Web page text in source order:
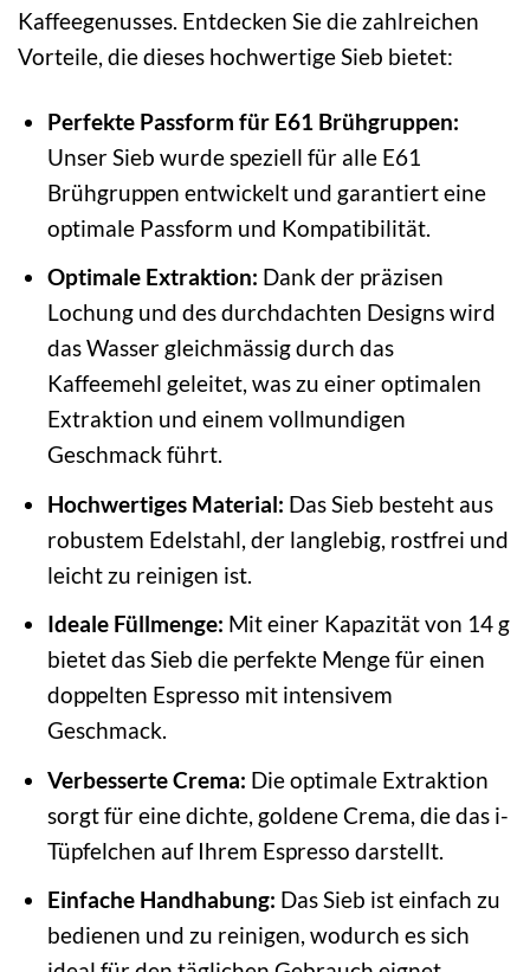
Kaffeegenusses. Entdecken Sie die zahlreichen
Vorteile, die dieses hochwertige Sieb bietet:
Perfekte Passform für E61 Brühgruppen:
Unser Sieb wurde speziell für alle E61
Brühgruppen entwickelt und garantiert eine
optimale Passform und Kompatibilität.
Optimale Extraktion: Dank der präzisen
Lochung und des durchdachten Designs wird
das Wasser gleichmässig durch das
Kaffeemehl geleitet, was zu einer optimalen
Extraktion und einem vollmundigen
Geschmack führt.
Hochwertiges Material: Das Sieb besteht aus
robustem Edelstahl, der langlebig, rostfrei und
leicht zu reinigen ist.
Ideale Füllmenge: Mit einer Kapazität von 14 g
bietet das Sieb die perfekte Menge für einen
doppelten Espresso mit intensivem
Geschmack.
Verbesserte Crema: Die optimale Extraktion
sorgt für eine dichte, goldene Crema, die das i-
Tüpfelchen auf Ihrem Espresso darstellt.
Einfache Handhabung: Das Sieb ist einfach zu
bedienen und zu reinigen, wodurch es sich